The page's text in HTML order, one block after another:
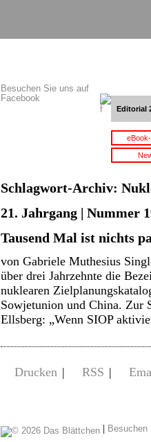
Besuchen Sie uns auf
Facebook
Editorial
Schlagwort-Archiv:
21. Jahrgang | Nummer
Tausend Mal ist nichts
von Gabriele Muthesius
über drei Jahrzehnte die
nuklearen
Sowjetunion und China. Zur
Ellsberg: „Wenn SIOP
Drucken | RSS |
|